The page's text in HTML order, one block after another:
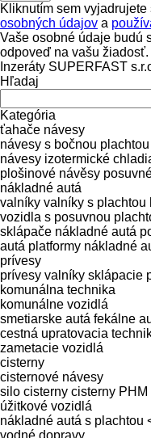
Kliknutím sem
osobných údajov a
Vaše osobné údaje budú
odpoveď na vašu žiadosť.
Inzeráty SUPERFAST
Hľadaj
Kategória
ťahače návesy
návesy s bočnou plachtou
návesy izotermické
plošinové návěsy
nákladné autá
valníky valníky s plachtou
vozidla s posuvnou
sklápače nákladné autá
autá platformy nákladné
prívesy
prívesy valníky sklápacie
komunálna technika
komunálne vozidlá
smetiarske autá fekálne
cestná upratovacia
zametacie vozidlá
cisterny
cisternové návesy
silo cisterny cisterny PHM
úžitkové vozidlá
nákladné autá s plachtou
vodné dopravy